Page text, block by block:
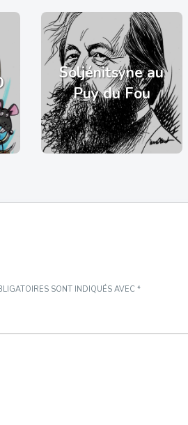
Soljénitsyne au
Puy du Fou
SONT INDIQUÉS AVEC *